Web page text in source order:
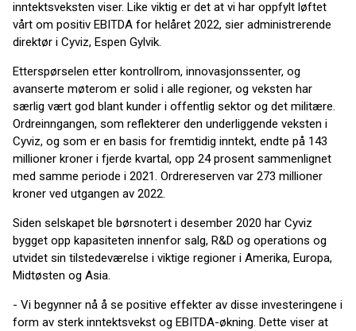
inntektsveksten viser. Like viktig er det at vi har oppfylt løftet
vårt om positiv EBITDA for helåret 2022, sier administrerende
direktør i Cyviz, Espen Gylvik.
Etterspørselen etter kontrollrom, innovasjonssenter, og
avanserte møterom er solid i alle regioner, og veksten har
særlig vært god blant kunder i offentlig sektor og det militære.
Ordreinngangen, som reflekterer den underliggende veksten i
Cyviz, og som er en basis for fremtidig inntekt, endte på 143
millioner kroner i fjerde kvartal, opp 24 prosent sammenlignet
med samme periode i 2021. Ordrereserven var 273 millioner
kroner ved utgangen av 2022.
Siden selskapet ble børsnotert i desember 2020 har Cyviz
bygget opp kapasiteten innenfor salg, R&D og operations og
utvidet sin tilstedeværelse i viktige regioner i Amerika, Europa,
Midtøsten og Asia.
- Vi begynner nå å se positive effekter av disse investeringene i
form av sterk inntektsvekst og EBITDA-økning. Dette viser at